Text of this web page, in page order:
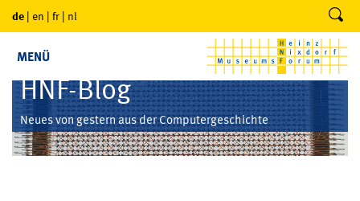
de | en | fr | nl
MENÜ
HNF-Blog
Neues von gestern aus der Computergeschichte